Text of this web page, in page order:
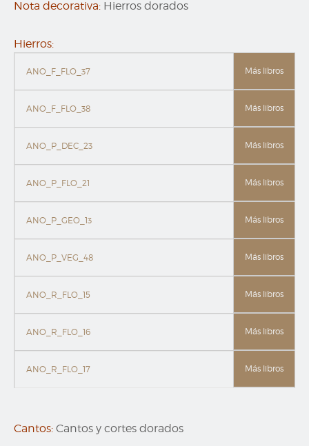
Nota decorativa: Hierros dorados
Hierros:
ANO_F_FLO_37 Más libros
ANO_F_FLO_38 Más libros
ANO_P_DEC_23 Más libros
ANO_P_FLO_21 Más libros
ANO_P_GEO_13 Más libros
ANO_P_VEG_48 Más libros
ANO_R_FLO_15 Más libros
ANO_R_FLO_16 Más libros
ANO_R_FLO_17 Más libros
Cantos: Cantos y cortes dorados